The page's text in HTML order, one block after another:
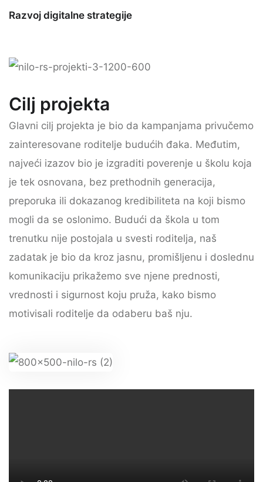
Razvoj digitalne strategije
Cilj projekta
Glavni cilj projekta je bio da kampanjama privučemo
zainteresovane roditelje budućih đaka. Međutim,
najveći izazov bio je izgraditi poverenje u školu koja
je tek osnovana, bez prethodnih generacija,
preporuka ili dokazanog kredibiliteta na koji bismo
mogli da se oslonimo. Budući da škola u tom
trenutku nije postojala u svesti roditelja, naš
zadatak je bio da kroz jasnu, promišljenu i doslednu
komunikaciju prikažemo sve njene prednosti,
vrednosti i sigurnost koju pruža, kako bismo
motivisali roditelje da odaberu baš nju.